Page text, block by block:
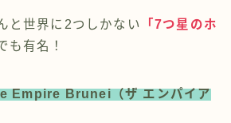
と世界に2つしかない 「7つ星のホ
も有名！
Empire Brunei（ザ エンパイア